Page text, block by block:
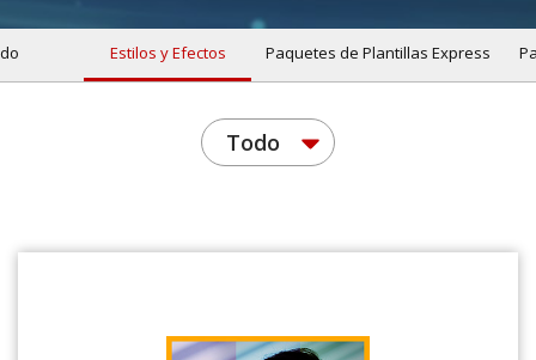
Estilos y Efectos Paquetes de Plantillas Express
Todo